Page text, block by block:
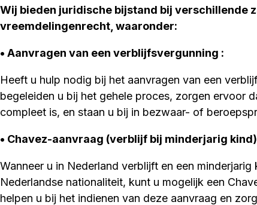
Wij bieden juridische bijstand bij verschillende
vreemdelingenrecht, waaronder:
• Aanvragen van een verblijfsvergunning :
Heeft u hulp nodig bij het aanvragen van een
begeleiden u bij het gehele proces, zorgen ervoor
compleet is, en staan u bij in bezwaar- of
• Chavez-aanvraag (verblijf bij minderjarig kind)
Wanneer u in Nederland verblijft en een minderjarig
Nederlandse nationaliteit, kunt u mogelijk een
helpen u bij het indienen van deze aanvraag en